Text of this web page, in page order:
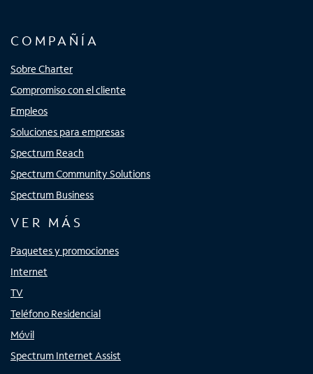
COMPAÑÍA
Sobre Charter
Compromiso con el cliente
Empleos
Soluciones para empresas
Spectrum Reach
Spectrum Community Solutions
Spectrum Business
VER MÁS
Paquetes y promociones
Internet
TV
Teléfono Residencial
Móvil
Spectrum Internet Assist